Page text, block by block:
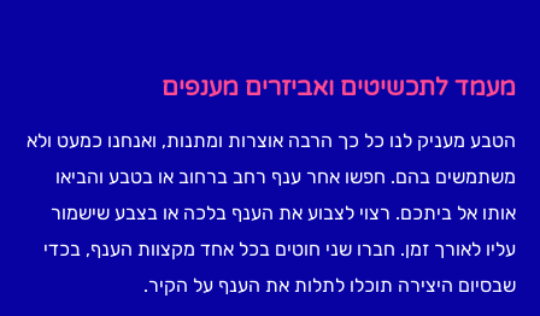
מעמד לתכשיטים ואביזרים מענפים
הטבע מעניק לנו כל כך הרבה אוצרות ומתנות, ואנחנו כמעט ולא
משתמשים בהם. חפשו אחר ענף רחב ברחוב או בטבע והביאו
אותו אל ביתכם. רצוי לצבוע את הענף בלכה או בצבע שישמור
עליו לאורך זמן. חברו שני חוטים בכל אחד מקצוות הענף, בכדי
שבסיום היצירה תוכלו לתלות את הענף על הקיר.